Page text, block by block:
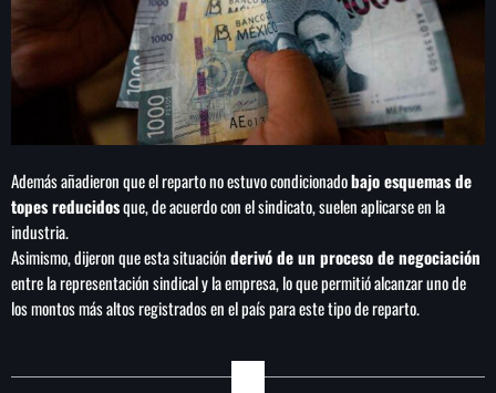
Importaciones de gas frenan soberanía
energética de México: Comité científico
Milei celebra ‘visita histórica’ del papa León
Infantino en medio de polémica comercial
de FIFA
Además añadieron que el reparto no estuvo condicionadobajo esquemas de
topes reducidosque, de acuerdo con el sindicato, suelen aplicarse en la
industria.
Asimismo, dijeron que esta situaciónderivó de un proceso de negociación
entre la representación sindical y la empresa, lo que permitió alcanzar uno de
los montos más altos registrados en el país para este tipo de reparto.